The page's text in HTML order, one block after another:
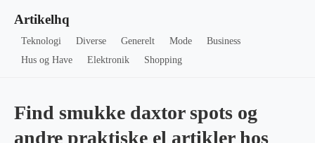
Artikelhq
Teknologi Diverse Generelt Mode
Business
Hus og Have
Elektronik Shopping
Find smukke daxtor spots og
andre praktiske el artikler hos